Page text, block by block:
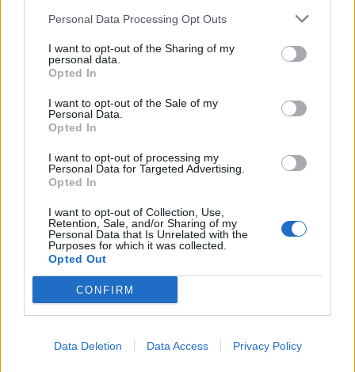
Personal Data Processing Opt Outs
I want to opt-out of the Sharing of my
personal data.
Opted In
I want to opt-out of the Sale of my
Personal Data.
Opted In
I want to opt-out of processing my
Personal Data for Targeted Advertising.
Opted In
I want to opt-out of Collection, Use,
Retention, Sale, and/or Sharing of my
Personal Data that Is Unrelated with the
Purposes for which it was collected.
Opted Out
CONFIRM
Data Deletion Data Access Privacy Policy
Terület mértékegység átváltás
Tömeg mértékegység átváltás
Hőmérséklet mértékegység átváltás
Elektromos áram átváltás
Idő mértékegység átváltás
Római szám - arab szám átváltás
Energia mértékegység átváltás